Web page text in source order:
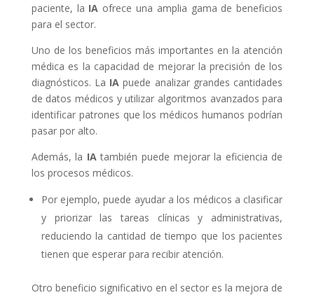
paciente, la IA ofrece una amplia gama de beneficios
para el sector.
Uno de los beneficios más importantes en la atención
médica es la capacidad de mejorar la precisión de los
diagnósticos. La IA puede analizar grandes cantidades
de datos médicos y utilizar algoritmos avanzados para
identificar patrones que los médicos humanos podrían
pasar por alto.
Además, la IA también puede mejorar la eficiencia de
los procesos médicos.
Por ejemplo, puede ayudar a los médicos a clasificar
y priorizar las tareas clínicas y administrativas,
reduciendo la cantidad de tiempo que los pacientes
tienen que esperar para recibir atención.
Otro beneficio significativo en el sector es la mejora de